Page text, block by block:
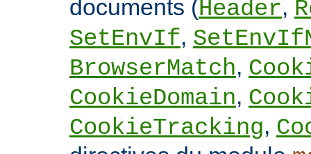
documents (Header,
SetEnvIf,
BrowserMatch,
CookieDomain,
CookieTracking,